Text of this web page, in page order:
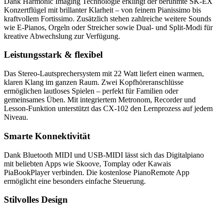
Konzertflügel mit brillanter Klarheit – von feinem Pianissimo bis
kraftvollem Fortissimo. Zusätzlich stehen zahlreiche weitere Sounds
wie E-Pianos, Orgeln oder Streicher sowie Dual- und Split-Modi für
kreative Abwechslung zur Verfügung.
Leistungsstark & flexibel
Das Stereo-Lautsprechersystem mit 22 Watt liefert einen warmen,
klaren Klang im ganzen Raum. Zwei Kopfhöreranschlüsse
ermöglichen lautloses Spielen – perfekt für Familien oder
gemeinsames Üben. Mit integriertem Metronom, Recorder und
Lesson-Funktion unterstützt das CX-102 den Lernprozess auf jedem
Niveau.
Smarte Konnektivität
Dank Bluetooth MIDI und USB-MIDI lässt sich das Digitalpiano
mit beliebten Apps wie Skoove, Tomplay oder Kawais
PiaBookPlayer verbinden. Die kostenlose PianoRemote App
ermöglicht eine besonders einfache Steuerung.
Stilvolles Design